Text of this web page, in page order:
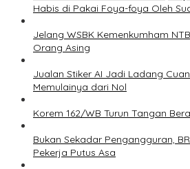
Habis di Pakai Foya-foya Oleh
Jelang WSBK Kemenkumham
Orang Asing
Jualan Stiker AI Jadi Ladang
Memulainya dari Nol
Korem 162/WB Turun Tangan
Bukan Sekadar Pengangguran,
Pekerja Putus Asa